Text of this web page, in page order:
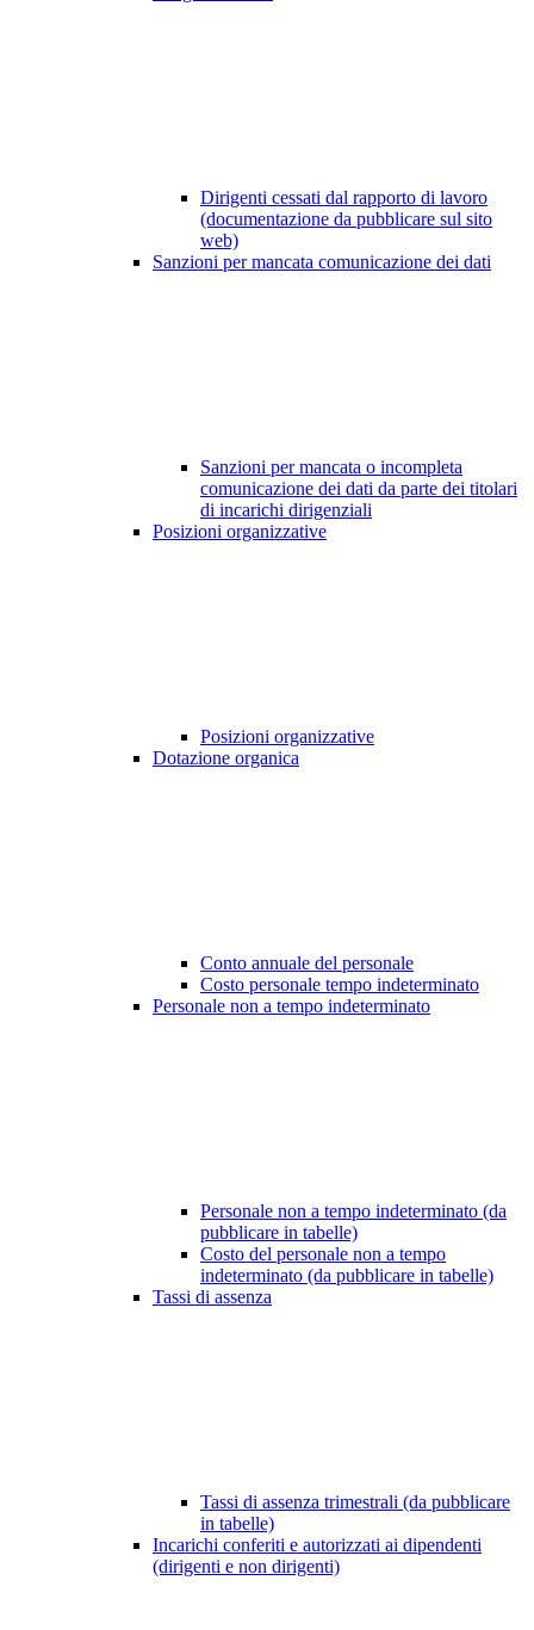
Dirigenti cessati dal rapporto di lavoro
(documentazione da pubblicare sul sito
web)
Sanzioni per mancata comunicazione dei dati
Sanzioni per mancata o incompleta
comunicazione dei dati da parte dei titolari
di incarichi dirigenziali
Posizioni organizzative
Posizioni organizzative
Dotazione organica
Conto annuale del personale
Costo personale tempo indeterminato
Personale non a tempo indeterminato
Personale non a tempo indeterminato (da
pubblicare in tabelle)
Costo del personale non a tempo
indeterminato (da pubblicare in tabelle)
Tassi di assenza
Tassi di assenza trimestrali (da pubblicare
in tabelle)
Incarichi conferiti e autorizzati ai dipendenti
(dirigenti e non dirigenti)